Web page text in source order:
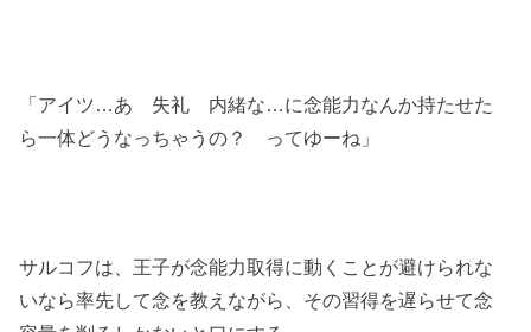
「アイツ…あ 失礼 内緒な…に念能力なんか持たせた
ら一体どうなっちゃうの？ ってゆーね」
サルコフは、王子が念能力取得に動くことが避けられな
いなら率先して念を教えながら、その習得を遅らせて念